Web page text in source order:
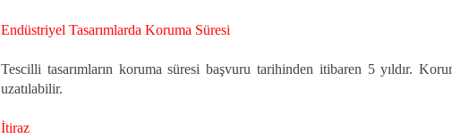
Endüstriyel Tasarımlarda Koruma Süresi
Tescilli tasarımların koruma süresi başvuru tarihinden itibaren 5 yıldır.
uzatılabilir.
İtiraz